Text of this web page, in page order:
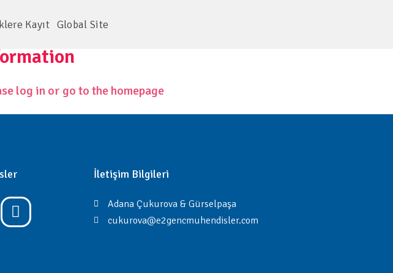
Kayıt Global Site
log in or go to the homepage
İletişim Bilgileri
Adana Çukurova & Gürselpaşa
cukurova@e2gencmuhendisler.com